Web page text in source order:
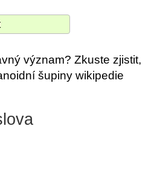
význam? Zkuste zjistit,
šupiny wikipedie